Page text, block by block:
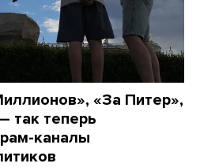
«За Питер»,
так теперь
каналы